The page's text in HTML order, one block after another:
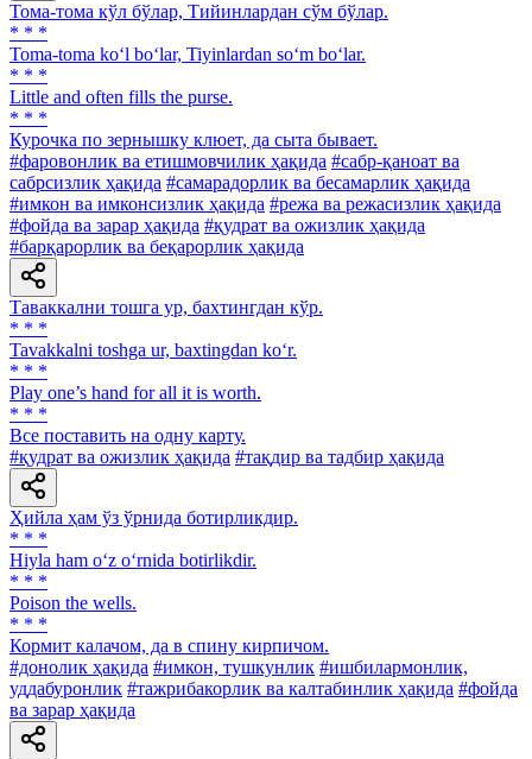
Тома-тома кўл бўлар, Тийинлардан сўм бўлар.
* * *
Toma-toma ko‘l bo‘lar, Tiyinlardan so‘m bo‘lar.
* * *
Little and often fills the purse.
* * *
Курочка по зернышку клюет, да сыта бывает.
#фаровонлик ва етишмовчилик ҳақида #сабр-қаноат ва
сабрсизлик ҳақида #самарадорлик ва бесамарлик ҳақида
#имкон ва имконсизлик ҳақида #режа ва режасизлик ҳақида
#фойда ва зарар ҳақида #қудрат ва ожизлик ҳақида
#барқарорлик ва беқарорлик ҳақида
Таваккални тошга ур, бахтингдан кўр.
* * *
Tavakkalni toshga ur, baxtingdan ko‘r.
* * *
Play one’s hand for all it is worth.
* * *
Все поставить на одну карту.
#қудрат ва ожизлик ҳақида #тақдир ва тадбир ҳақида
Ҳийла ҳам ўз ўрнида ботирликдир.
* * *
Hiyla ham o‘z o‘rnida botirlikdir.
* * *
Poison the wells.
* * *
Кормит калачом, да в спину кирпичом.
#донолик ҳақида #имкон, тушкунлик #ишбилармонлик,
уддабуронлик #тажрибакорлик ва калтабинлик ҳақида #фойда
ва зарар ҳақида